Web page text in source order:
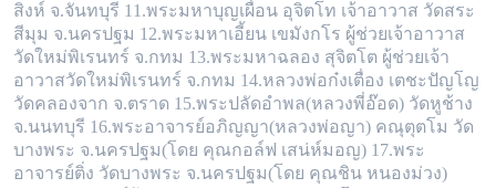
สิงห์ จ.จันทบุรี 11.พระมหาบุญเผื่อน อุจิตโท เจ้าอาวาส วัดสระ
สีมุม จ.นครปฐม 12.พระมหาเอี้ยน เขมังกโร ผู้ช่วยเจ้าอาวาส
วัดใหม่พิเรนทร์ จ.กทม 13.พระมหาฉลอง สุจิตโต ผู้ช่วยเจ้า
อาวาสวัดใหม่พิเรนทร์ จ.กทม 14.หลวงพ่อก๋งเตื่อง เตชะปัญโญ
วัดคลองจาก จ.ตราด 15.พระปลัดอำพล(หลวงพี่อ๊อด) วัดหูช้าง
จ.นนทบุรี 16.พระอาจารย์อภิญญา(หลวงพ่อญา) คณุตุตโม วัด
บางพระ จ.นครปฐม(โดย คุณกอล์ฟ เสน่ห์มอญ) 17.พระ
อาจารย์ติ่ง วัดบางพระ จ.นครปฐม(โดย คุณชิน หนองม่วง)